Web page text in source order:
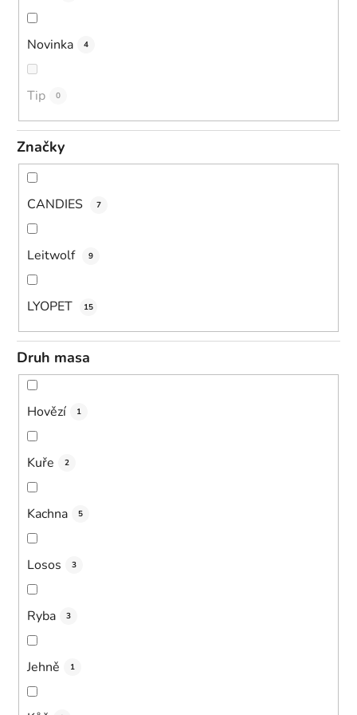
Novinka 4
Tip 0
Značky
CANDIES 7
Leitwolf 9
LYOPET 15
Druh masa
Hovězí 1
Kuře 2
Kachna 5
Losos 3
Ryba 3
Jehně 1